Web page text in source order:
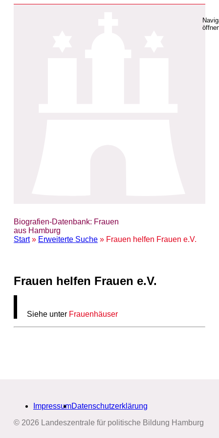
Biografien-Datenbank: Frauen
aus Hamburg
Start» Erweiterte Suche » Frauen helfen Frauen e.V.
Frauen helfen Frauen e.V.
Siehe unter Frauenhäuser
ImpressumDatenschutzerklärung
© 2026 Landeszentrale für politische Bildung Hamburg